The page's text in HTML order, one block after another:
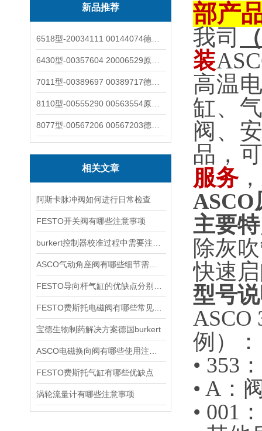
新品推荐
相关文章
阿斯卡脉冲阀如何进行日常检查
FESTO开关阀有哪些注意事项
宝德生物制药解决方案德国burkert
FESTO费斯托气缸有哪些优缺点
涡轮流量计有哪些注意事项
部产
我司
装
高温
缸、
阀、
品，
服务
ASCO
主要
除灰
快速
型号
ASCO
例）：
• 353
• A：
• 001